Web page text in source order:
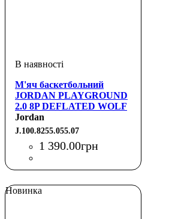
М'яч баскетбольний
JORDAN PLAYGROUND
2.0 8P DEFLATED WOLF
GREY/BLACK/WHITE/VARSITY
RED 07
Jordan
J.100.8255.055.07
1 390.00грн
Новинка